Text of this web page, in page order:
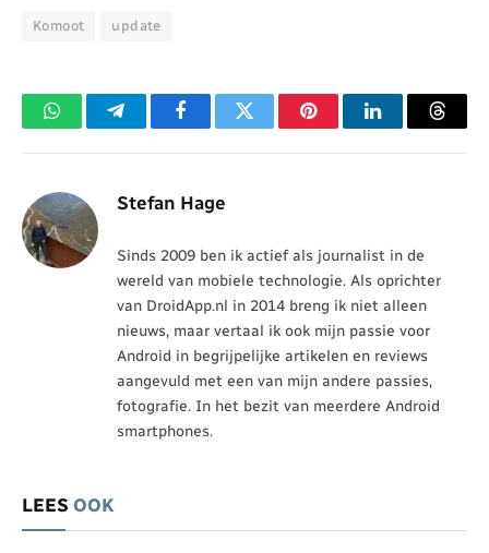
Komoot update
WhatsAppTelegramFacebookTwitter PinterestLinkedIn
Stefan Hage
Sinds 2009 ben ik actief als journalist in de
wereld van mobiele technologie. Als oprichter
van DroidApp.nl in 2014 breng ik niet alleen
nieuws, maar vertaal ik ook mijn passie voor
Android in begrijpelijke artikelen en reviews
aangevuld met een van mijn andere passies,
fotografie. In het bezit van meerdere Android
smartphones.
LEES OOK